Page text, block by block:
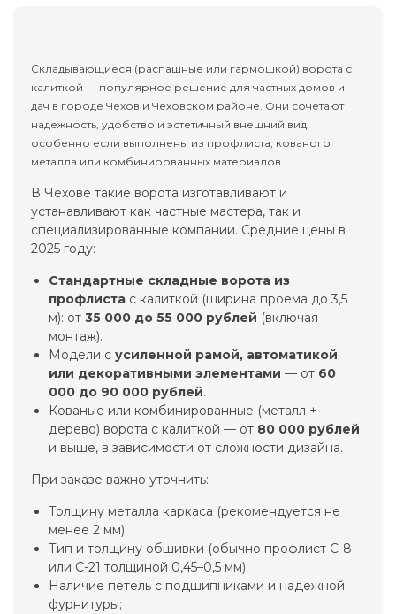
Складывающиеся (распашные или гармошкой) ворота с
калиткой — популярное решение для частных домов и
дач в городе Чехов и Чеховском районе. Они сочетают
надежность, удобство и эстетичный внешний вид,
особенно если выполнены из профлиста, кованого
металла или комбинированных материалов.
В Чехове такие ворота изготавливают и
устанавливают как частные мастера, так и
специализированные компании. Средние цены в
2025 году:
Стандартные складные ворота из
профлиста с калиткой (ширина проема до 3,5
м): от 35 000 до 55 000 рублей (включая
монтаж).
Модели с усиленной рамой, автоматикой
или декоративными элементами — от 60
000 до 90 000 рублей.
Кованые или комбинированные (металл +
дерево) ворота с калиткой — от 80 000 рублей
и выше, в зависимости от сложности дизайна.
При заказе важно уточнить:
Толщину металла каркаса (рекомендуется не
менее 2 мм);
Тип и толщину обшивки (обычно профлист С-8
или С-21 толщиной 0,45–0,5 мм);
Наличие петель с подшипниками и надежной
фурнитуры;